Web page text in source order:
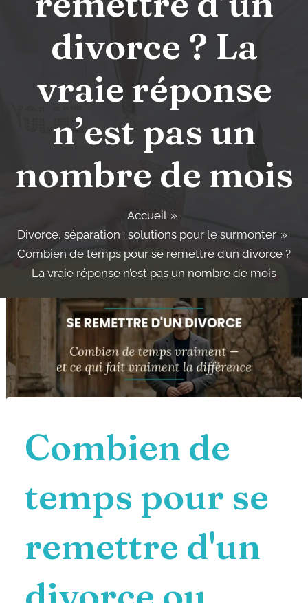
divorce ? La
vraie réponse
n’est pas un
nombre de mois
Accueil
Divorce, séparation : solutions pour le surmonter
Combien de temps pour se remettre d’un divorce ?
La vraie réponse n’est pas un nombre de mois
Combien de
temps pour se
remettre d'un
Post
navigation